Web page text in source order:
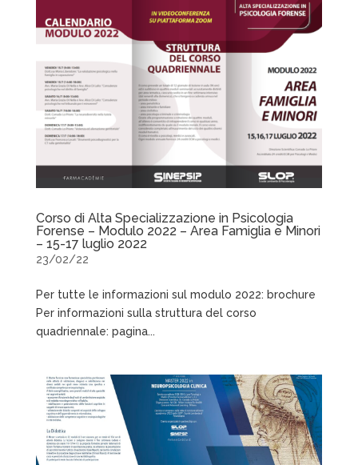
Corso di Alta Specializzazione in Psicologia
Forense – Modulo 2022 – Area Famiglia e Minori
– 15-17 luglio 2022
23/02/22
Per tutte le informazioni sul modulo 2022: brochure
Per informazioni sulla struttura del corso
quadriennale: pagina...